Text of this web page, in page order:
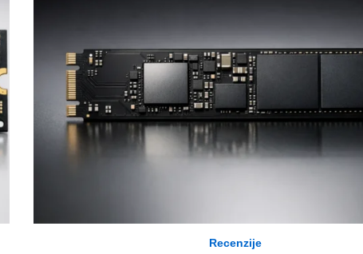
Recenzije